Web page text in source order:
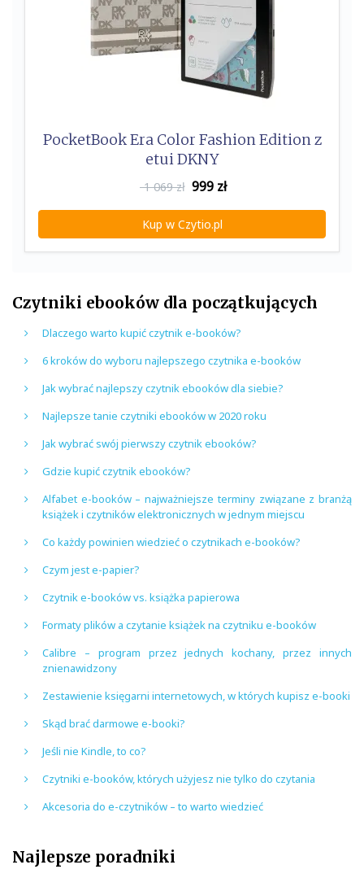
PocketBook Era Color Fashion Edition z
etui DKNY
1 069 zł 999 zł
Kup w Czytio.pl
Czytniki ebooków dla początkujących
Dlaczego warto kupić czytnik e-booków?
6 kroków do wyboru najlepszego czytnika e-booków
Jak wybrać najlepszy czytnik ebooków dla siebie?
Najlepsze tanie czytniki ebooków w 2020 roku
Jak wybrać swój pierwszy czytnik ebooków?
Gdzie kupić czytnik ebooków?
Alfabet e-booków – najważniejsze terminy związane z branżą
książek i czytników elektronicznych w jednym miejscu
Co każdy powinien wiedzieć o czytnikach e-booków?
Czym jest e-papier?
Czytnik e-booków vs. książka papierowa
Formaty plików a czytanie książek na czytniku e-booków
Calibre – program przez jednych kochany, przez innych
znienawidzony
Zestawienie księgarni internetowych, w których kupisz e-booki
Skąd brać darmowe e-booki?
Jeśli nie Kindle, to co?
Czytniki e-booków, których użyjesz nie tylko do czytania
Akcesoria do e-czytników – to warto wiedzieć
Najlepsze poradniki